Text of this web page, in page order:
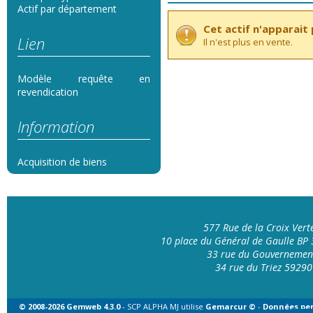
Actif par département
Lien
Modèle requête en
revendication
Information
Acquisition de biens
Cet actif n'apparait
Il n'est plus en vente.
577 Rue de la Croix
10 place du Général de Gaulle BP
33 rue du
34 rue du Triez 59290
© 2008-2026 Gemweb 4.3.0- SCP ALPHA MJ utilise Gemarcur © - Données